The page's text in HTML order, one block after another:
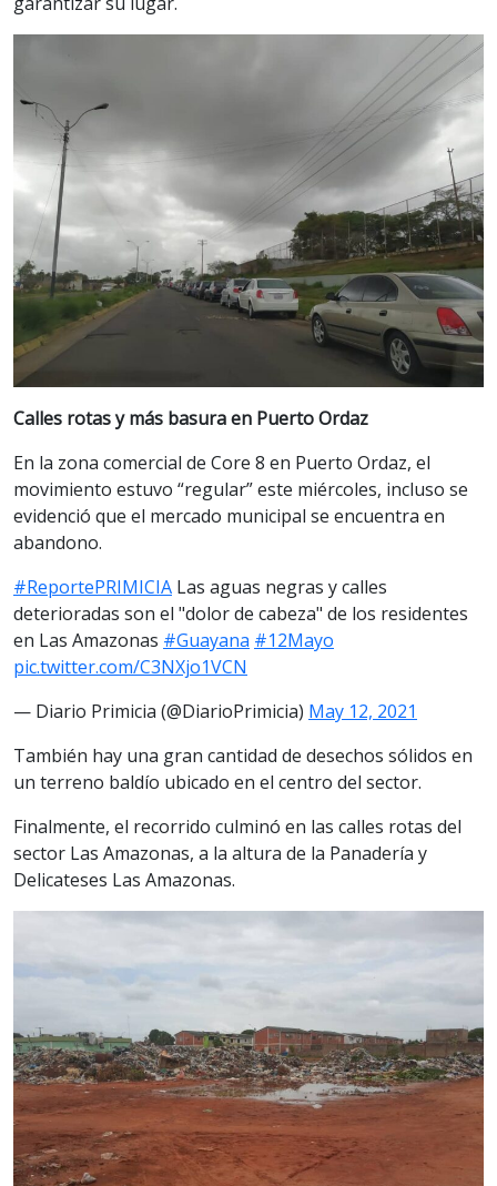
Calles rotas y más basura en Puerto Ordaz
En la zona comercial de Core 8 en Puerto Ordaz, el
movimiento estuvo “regular” este miércoles, incluso se
evidenció que el mercado municipal se encuentra en
abandono.
#ReportePRIMICIA Las aguas negras y calles
deterioradas son el "dolor de cabeza" de los residentes
en Las Amazonas #Guayana #12Mayo
pic.twitter.com/C3NXjo1VCN
— Diario Primicia (@DiarioPrimicia) May 12, 2021
También hay una gran cantidad de desechos sólidos en
un terreno baldío ubicado en el centro del sector.
Finalmente, el recorrido culminó en las calles rotas del
sector Las Amazonas, a la altura de la Panadería y
Delicateses Las Amazonas.